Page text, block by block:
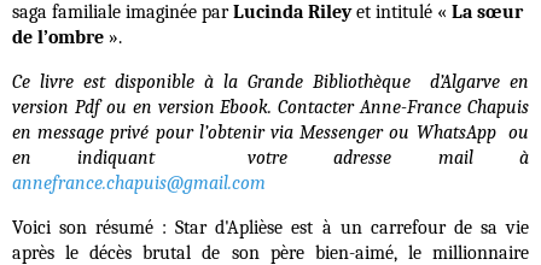
saga familiale imaginée parLucinda Rileyet intitulé « La sœur
de l’ombre ».
Ce livre est disponible à la Grande Bibliothèque d’Algarve en
version Pdf ou en version Ebook. Contacter Anne-France Chapuis
en message privé pour l’obtenir via Messenger ou WhatsApp ou
en indiquant votre adresse mail à
annefrance.chapuis@gmail.com
Voici son résumé : Star d'Aplièse est à un carrefour de sa vie
après le décès brutal de son père bien-aimé, le millionnaire